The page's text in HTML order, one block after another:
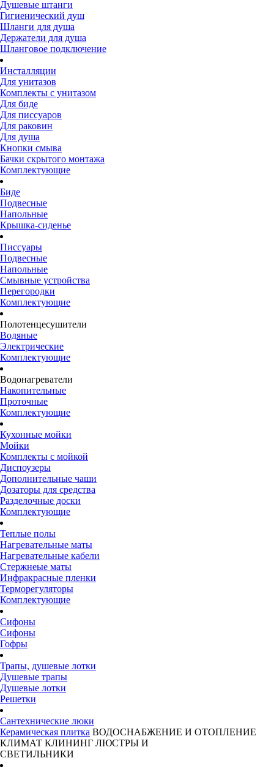
Душевые штанги
Гигиенический душ
Шланги для душа
Держатели для душа
Шланговое подключение
Инсталляции
Для унитазов
Комплекты с унитазом
Для биде
Для писсуаров
Для раковин
Для душа
Кнопки смыва
Бачки скрытого монтажа
Комплектующие
Биде
Подвесные
Напольные
Крышка-сиденье
Писсуары
Подвесные
Напольные
Смывные устройства
Перегородки
Комплектующие
Полотенцесушители
Водяные
Электрические
Комплектующие
Водонагреватели
Накопительные
Проточные
Комплектующие
Кухонные мойки
Мойки
Комплекты с мойкой
Диспоузеры
Дополнительные чаши
Дозаторы для средства
Разделочные доски
Комплектующие
Теплые полы
Нагревательные маты
Нагревательные кабели
Стержнеые маты
Инфракрасные пленки
Терморегуляторы
Комплектующие
Сифоны
Сифоны
Гофры
Трапы, душевые лотки
Душевые трапы
Душевые лотки
Решетки
Сантехнические люки
Керамическая плитка ВОДОСНАБЖЕНИЕ И ОТОПЛЕНИЕ
КЛИМАТ КЛИНИНГ ЛЮСТРЫ И
СВЕТИЛЬНИКИ